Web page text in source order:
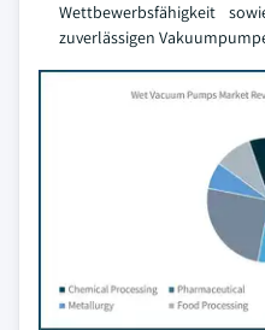
Wettbewerbsfähigkeit
zuverlässigen